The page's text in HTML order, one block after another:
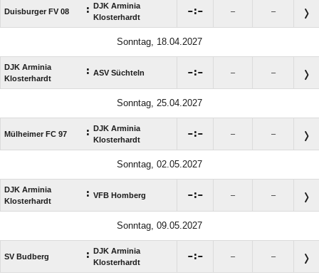
Duisburger FV 08 : DJK Arminia
Klosterhardt
: – –
Sonntag, 18.04.2027
DJK Arminia
Klosterhardt
: ASV Süchteln : – –
Sonntag, 25.04.2027
Mülheimer FC 97 : DJK Arminia
Klosterhardt
: – –
Sonntag, 02.05.2027
DJK Arminia
Klosterhardt
: VFB Homberg : – –
Sonntag, 09.05.2027
SV Budberg : DJK Arminia
Klosterhardt
: – –